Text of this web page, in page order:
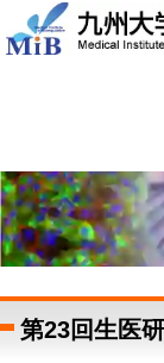
第23回生医